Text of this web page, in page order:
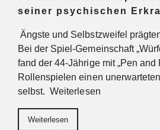
seiner psychischen
Ängste und Selbstzweifel
Bei der Spiel-Gemeinschaft
fand der 44-Jährige mit „Pen and
Rollenspielen einen
selbst. Weiterlesen
Weiterlesen